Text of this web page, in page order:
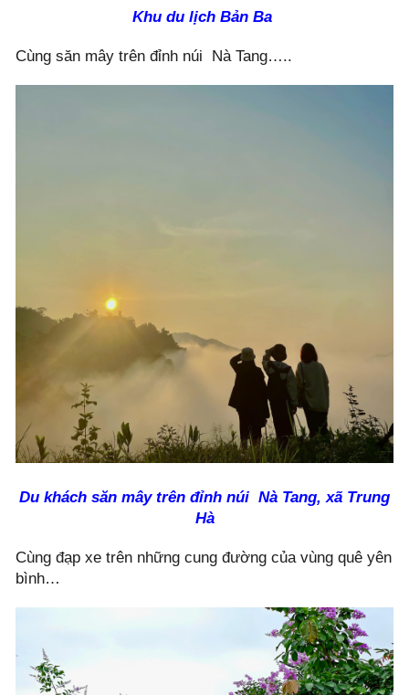
Khu du lịch Bản Ba
Cùng săn mây trên đỉnh núi Nà Tang…..
Du khách săn mây trên đỉnh núi Nà Tang, xã Trung
Hà
Cùng đạp xe trên những cung đường của vùng quê yên
bình…